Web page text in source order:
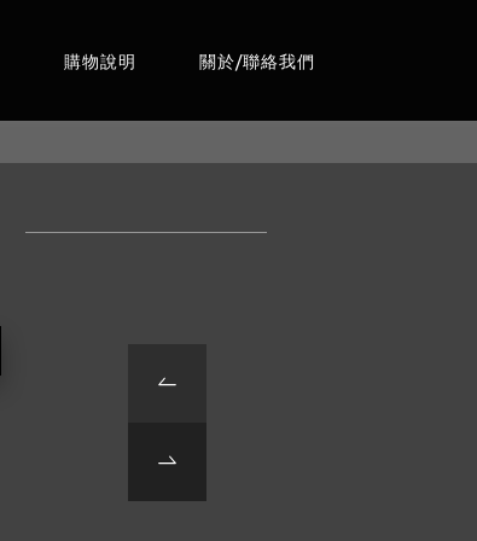
購物說明 關於/聯絡我們